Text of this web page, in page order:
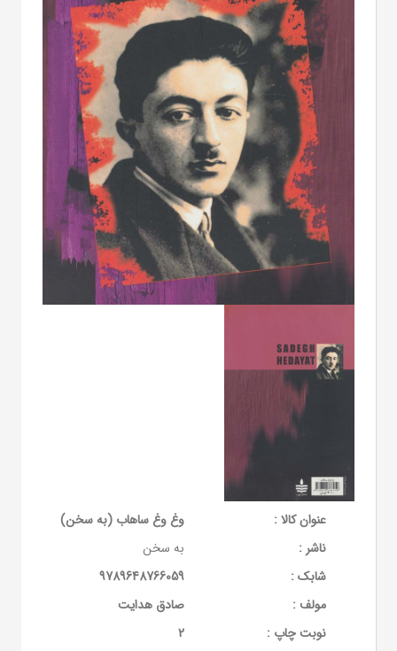
عنوان کالا :
وغ وغ ساهاب (به سخن)
ناشر :
به سخن
شابک :
9789648766059
مولف :
صادق هدایت
نوبت چاپ :
2